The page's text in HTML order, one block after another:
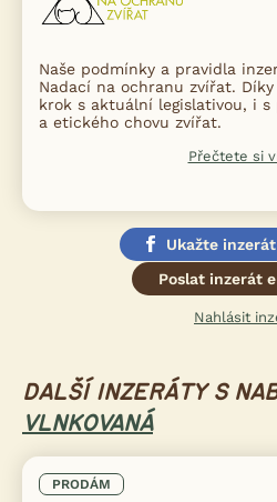
Naše podmínky a pravidla
Nadací na ochranu zvířat.
krok s aktuální legislativou, i
a etického chovu zvířat.
Přečtete si
Ukažte
Poslat inzerát
Nahlásit
DALŠÍ INZERÁTY S
VLNKOVANÁ
PRODÁM